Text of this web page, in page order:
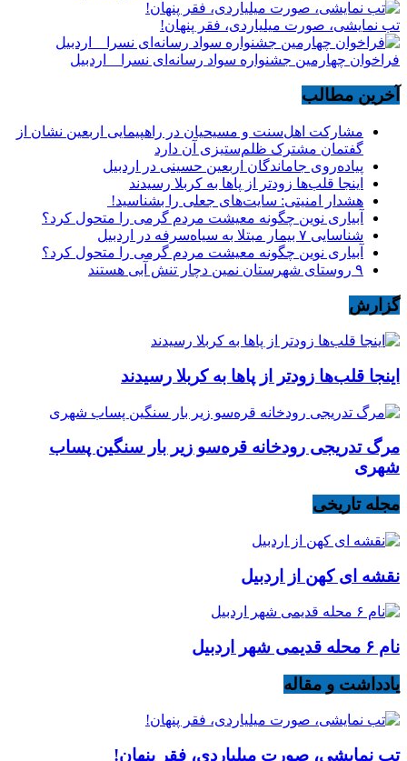
تب نمایشی، صورت میلیاردی، فقر پنهان!
فراخوان چهارمین جشنواره سواد رسانه‌ای نسرا _ اردبیل
آخرین مطالب
مشارکت اهل‌سنت و مسیحیان در راهپیمایی اربعین نشان از
گفتمان مشترک ظلم‌ستیزی آن دارد
پیاده‌روی جاماندگان اربعین حسینی در اردبیل
اینجا قلب‌ها زودتر از پاها به کربلا رسیدند
هشدار امنیتی: سایت‌های جعلی را بشناسید!
آبیاری نوین چگونه معیشت مردم گرمی را متحول کرد؟
شناسایی ۷ بیمار مبتلا به سیاه‌سرفه در اردبیل
آبیاری نوین چگونه معیشت مردم گرمی را متحول کرد؟
۹ روستای شهرستان نمین دچار تنش آبی هستند
گزارش
اینجا قلب‌ها زودتر از پاها به کربلا رسیدند
مرگ تدریجی رودخانه قره‌سو زیر بار سنگین پساب
شهری
مجله تاریخی
نقشه ای کهن از اردبیل
نام ۶ محله قدیمی شهر اردبیل
یادداشت و مقاله
تب نمایشی، صورت میلیاردی، فقر پنهان!